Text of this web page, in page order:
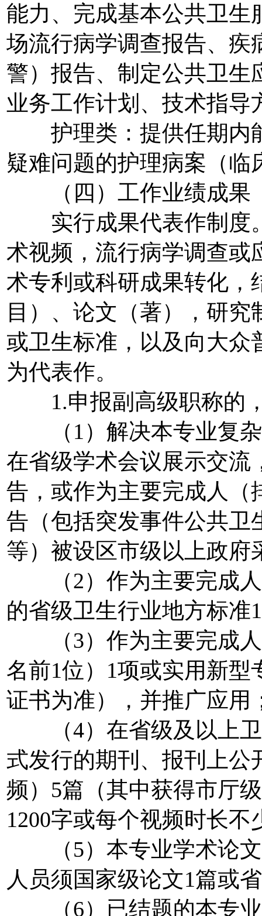
能力、完成基本公共卫生
场流行病学调查报告、疾
警）报告、制定公共卫生
业务工作计划、技术指导
护理类：提供任期内
疑难问题的护理病案（临
（四）工作业绩成果
实行成果代表作制度
术视频，流行病学调查或
术专利或科研成果转化，
目）、论文（著），研
或卫生标准，以及向大众
为代表作。
1.申报副高级职称的，
（1）解决本专业复杂
在省级学术会议展示交流
告，或作为主要完成人（
告（包括突发事件公共卫
等）被设区市级以上政府
（2）作为主要完成人
的省级卫生行业地方标准
（3）作为主要完成人
名前1位）1项或实用新型
证书为准），并推广应用
（4）在省级及以上卫
式发行的期刊、报刊上公
频）5篇（其中获得市厅
1200字或每个视频时长不
（5）本专业学术论文
人员须国家级论文1篇或
（6）已结题的本专业